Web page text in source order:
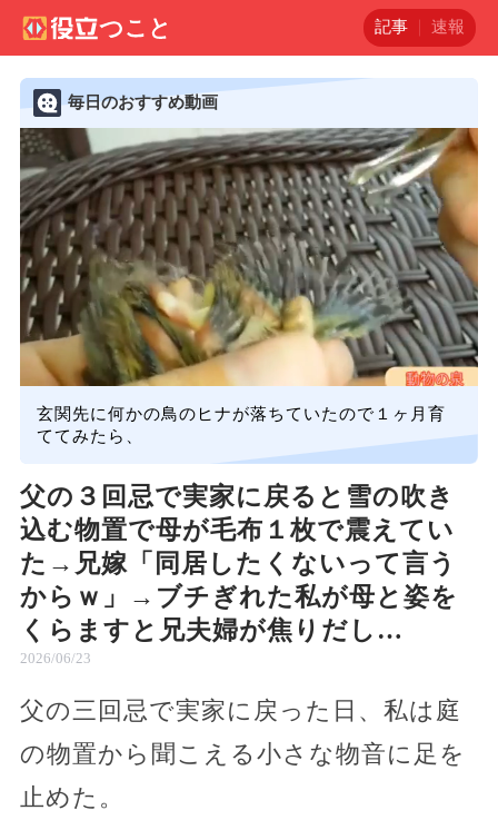
記事 速報
毎日のおすすめ動画
玄関先に何かの鳥のヒナが落ちていたので１ヶ月育
ててみたら、
父の３回忌で実家に戻ると雪の吹き
込む物置で母が毛布１枚で震えてい
た→兄嫁「同居したくないって言う
からｗ」→ブチぎれた私が母と姿を
くらますと兄夫婦が焦りだし…
2026/06/23
父の三回忌で実家に戻った日、私は庭
の物置から聞こえる小さな物音に足を
止めた。